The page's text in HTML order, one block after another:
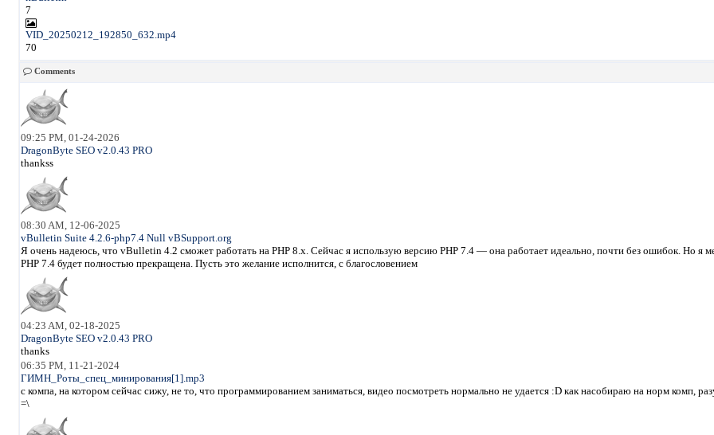
7
VID_20250212_192850_632.mp4
70
Comments
09:25 PM, 01-24-2026
DragonByte SEO v2.0.43 PRO
thankss
08:30 AM, 12-06-2025
vBulletin Suite 4.2.6-php7.4 Null vBSupport.org
Я очень надеюсь, что vBulletin 4.2 сможет работать на PHP 8.x. Сейчас я использую версию PHP 7.4 — она работает идеально, почти без ошибок. Но я
PHP 7.4 будет полностью прекращена. Пусть это желание исполнится, с благословением
04:23 AM, 02-18-2025
DragonByte SEO v2.0.43 PRO
thanks
06:35 PM, 11-21-2024
ГИМН_Роты_спец_минирования[1].mp3
с компа, на котором сейчас сижу, не то, что программированием заниматься, видео посмотреть нормально не удается :D как насобираю на норм комп,
=\